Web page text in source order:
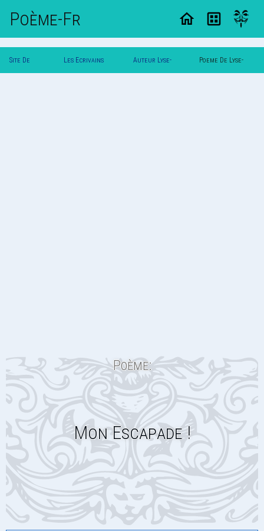
Poème-Fr
Site De Les Ecrivains Auteur Lyse- Poeme De Lyse-
Poème:
Mon Escapade !